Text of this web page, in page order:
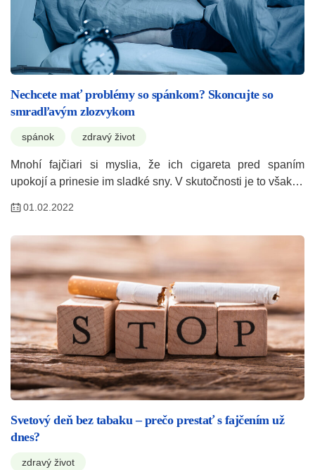
Nechcete mať problémy so spánkom? Skoncujte so
smradľavým zlozvykom
spánok zdravý život
Mnohí fajčiari si myslia, že ich cigareta pred spaním
upokojí a prinesie im sladké sny. V skutočnosti je to však…
01.02.2022
Svetový deň bez tabaku – prečo prestať s fajčením už
dnes?
zdravý život